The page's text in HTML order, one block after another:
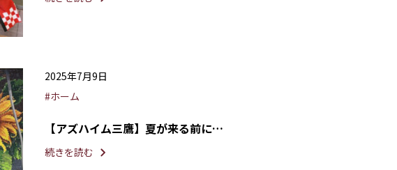
2025年7月9日
#ホーム
【アズハイム三鷹】夏が来る前に…
続きを読む